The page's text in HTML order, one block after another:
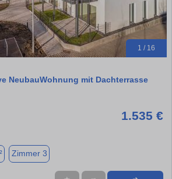
1 / 16
NeubauWohnung mit Dachterrasse
1.535 €
Zimmer 3